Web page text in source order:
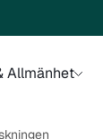
Allmänhet